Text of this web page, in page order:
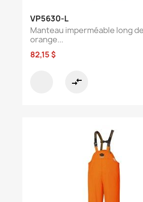
VP5630-L
Manteau imperméable long
orange...
82,15 $
compare_arrows